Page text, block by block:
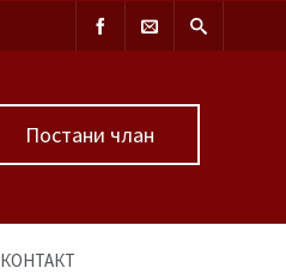
Постани члан
КОНТАКТ